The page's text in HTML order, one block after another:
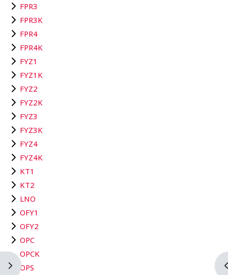
Otevřít panel bloku
FPR3
FPR3K
FPR4
FPR4K
FYZ1
FYZ1K
FYZ2
FYZ2K
FYZ3
FYZ3K
FYZ4
FYZ4K
KT1
KT2
LNO
OFY1
OFY2
OPC
OPCK
OPS